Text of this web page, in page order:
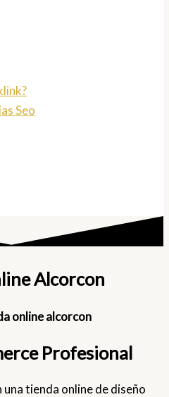
Seo
Alcorcon
online alcorcon
Profesional
tienda online de diseño